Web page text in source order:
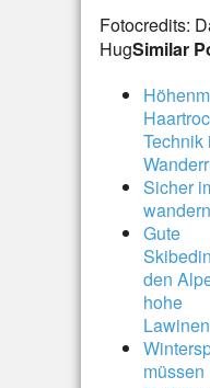
Fotocredits:
HugSimilar
Technik
Sicher
wandern
Gute
den
hohe
müssen